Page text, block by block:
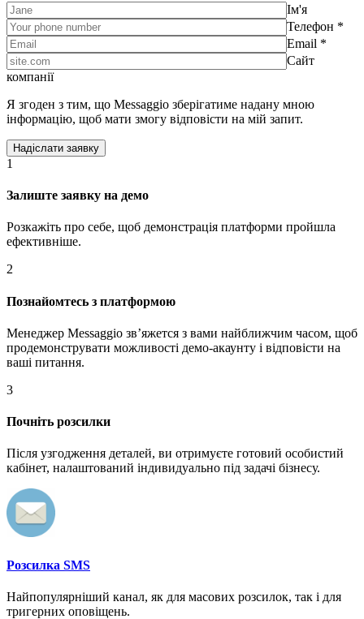
Ім'я
Телефон *
Email *
Сайт
компанії
Я згоден з тим, що Messaggio зберігатиме надану мною
інформацію, щоб мати змогу відповісти на мій запит.
1
Залиште заявку на демо
Розкажіть про себе, щоб демонстрація платформи пройшла
ефективніше.
2
Познайомтесь з платформою
Менеджер Messaggio звʼяжется з вами найближчим часом, щоб
продемонструвати можливості демо-акаунту і відповісти на
ваші питання.
3
Почніть розсилки
Після узгодження деталей, ви отримуєте готовий особистий
кабінет, налаштований індивидуально під задачі бізнесу.
Розсилка SMS
Найпопулярніший канал, як для масових розсилок, так і для
тригерних оповіщень.